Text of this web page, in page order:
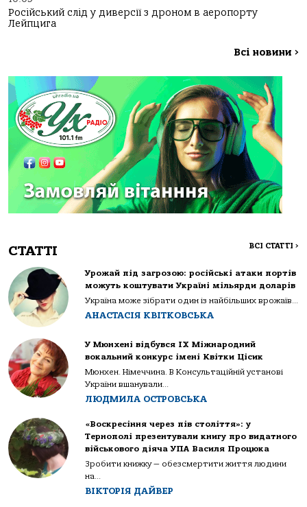
Російський слід у диверсії з дроном в аеропорту
Лейпцига
Всі новини >
СТАТТІ ВСІ СТАТТІ >
Урожай під загрозою: російські атаки портів
можуть коштувати Україні мільярди доларів
Україна може зібрати один із найбільших врожаїв...
АНАСТАСІЯ КВІТКОВСЬКА
У Мюнхені відбувся IX Міжнародний
вокальний конкурс імені Квітки Цісик
Мюнхен. Німеччина. В Консультаційній установі
України вшанували...
ЛЮДМИЛА ОСТРОВСЬКА
«Воскресіння через пів століття»: у
Тернополі презентували книгу про видатного
військового діяча УПА Василя Процюка
Зробити книжку — обезсмертити життя людини
на...
ВІКТОРІЯ ДАЙВЕР